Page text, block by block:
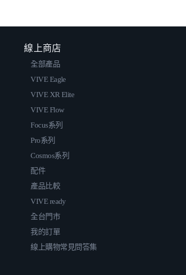
線上商店
全部產品
VIVE Eagle
VIVE XR Elite
VIVE Flow
Focus系列
Pro系列
Cosmos系列
配件
產品比較
VIVE ready
全台門市
我的訂單
線上購物常見問答集